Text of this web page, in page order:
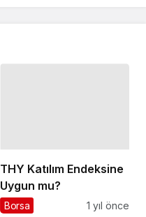
THY Katılım Endeksine
Uygun mu?
Borsa 1 yıl önce